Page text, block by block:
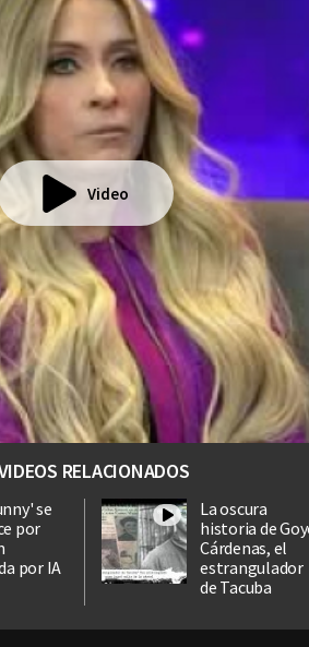
Video
RELACIONADOS
se
por
por IA
La oscura
historia de
Cárdenas, el
estrangulador
de Tacuba